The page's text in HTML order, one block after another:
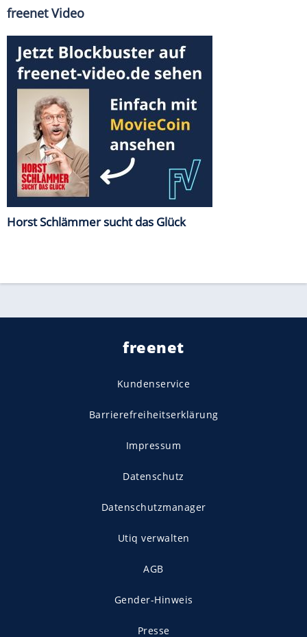
freenet Video
Horst Schlämmer sucht das Glück
freenet
Kundenservice
Barrierefreiheitserklärung
Impressum
Datenschutz
Datenschutzmanager
Utiq verwalten
AGB
Gender-Hinweis
Presse